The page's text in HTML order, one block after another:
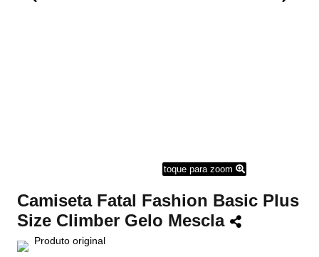
toque para zoom
Camiseta Fatal Fashion Basic Plus
Size Climber Gelo Mescla
Produto original